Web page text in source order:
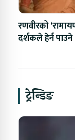
रणवीरको
दर्शकले हेर्न पाउने
ट्रेन्डिङ